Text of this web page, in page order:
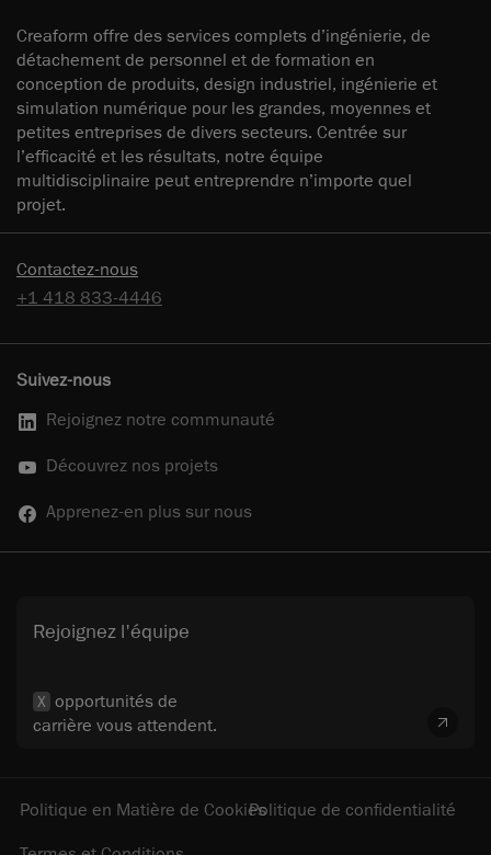
Creaform offre des services complets d’ingénierie, de
détachement de personnel et de formation en
conception de produits, design industriel, ingénierie et
simulation numérique pour les grandes, moyennes et
petites entreprises de divers secteurs. Centrée sur
l’efficacité et les résultats, notre équipe
multidisciplinaire peut entreprendre n’importe quel
projet.
Contactez-nous
+1 418 833-4446
Suivez-nous
Rejoignez notre communauté
Découvrez nos projets
Apprenez-en plus sur nous
Rejoignez l'équipe
X opportunités de
carrière vous attendent.
Politique en Matière de CookiesPolitique de confidentialité